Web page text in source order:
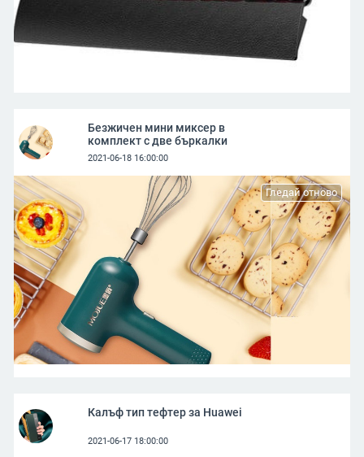
Безжичен мини миксер в
комплект с две бъркалки
2021-06-18 16:00:00
Гледай отново
Калъф тип тефтер за Huawei
2021-06-17 18:00:00